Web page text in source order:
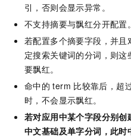
引，否则会显示异常。
不支持摘要与飘红分开配置。
若配置多个摘要字段，并
定搜索关键词的分词，则
要飘红。
命中的 term 比较靠后，超
时，不会显示飘红。
若对应用中某个字段分别
中文基础及单字分词，此时